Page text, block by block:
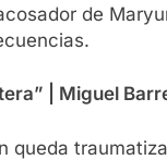
de
| Miguel
queda